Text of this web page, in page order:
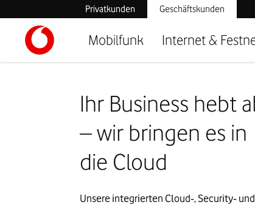
Mobilfunk Internet &
Privatkunden Geschäftskunden
Ihr Business hebt
– wir bringen es in
die Cloud
Unsere integrierten Cloud‑, Security‑ und